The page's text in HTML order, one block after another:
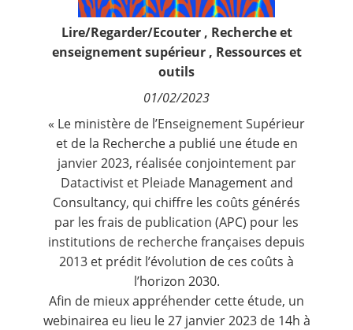
Lire/Regarder/Ecouter, Recherche et
enseignement supérieur, Ressources et
outils
01/02/2023
« Le ministère de l’Enseignement Supérieur
et de la Recherche a publié une étude en
janvier 2023, réalisée conjointement par
Datactivist et Pleiade Management and
Consultancy, qui chiffre les coûts générés
par les frais de publication (APC) pour les
institutions de recherche françaises depuis
2013 et prédit l’évolution de ces coûts à
l’horizon 2030.
Afin de mieux appréhender cette étude, un
webinairea eu lieu le 27 janvier 2023 de 14h à